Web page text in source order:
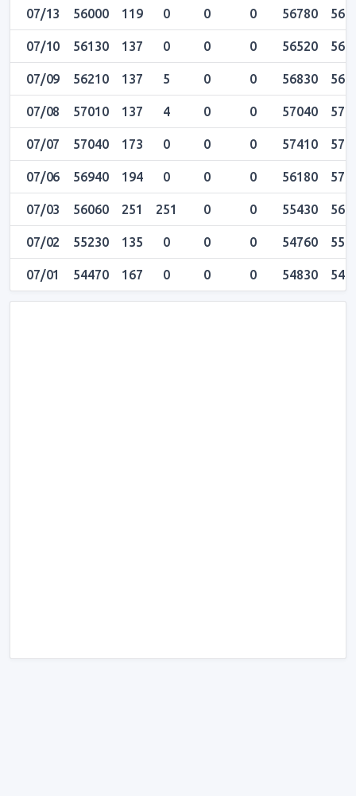
07/13 56000 119 0 0 0 56780
07/10 56130 137 0 0 0 56520
07/09 56210 137 5 0 0 56830
07/08 57010 137 4 0 0 57040
07/07 57040 173 0 0 0 57410
07/06 56940 194 0 0 0 56180
07/03 56060 251 251 0 0 55430
07/02 55230 135 0 0 0 54760
07/01 54470 167 0 0 0 54830